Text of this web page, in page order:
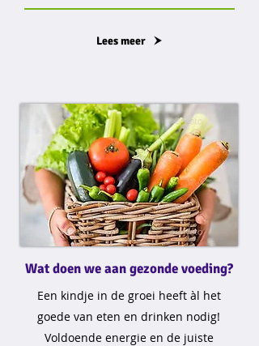
Lees meer
Wat doen we aan gezonde voeding?
Een kindje in de groei heeft àl het
goede van eten en drinken nodig!
Voldoende energie en de juiste